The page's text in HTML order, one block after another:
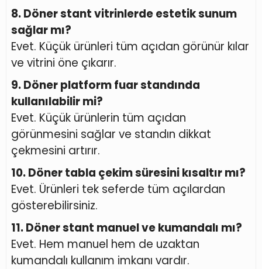
8. Döner stant vitrinlerde estetik sunum
sağlar mı?
Evet. Küçük ürünleri tüm açıdan görünür kılar
ve vitrini öne çıkarır.
9. Döner platform fuar standında
kullanılabilir mi?
Evet. Küçük ürünlerin tüm açıdan
görünmesini sağlar ve standın dikkat
çekmesini artırır.
10. Döner tabla çekim süresini kısaltır mı?
Evet. Ürünleri tek seferde tüm açılardan
gösterebilirsiniz.
11. Döner stant manuel ve kumandalı mı?
Evet. Hem manuel hem de uzaktan
kumandalı kullanım imkanı vardır.